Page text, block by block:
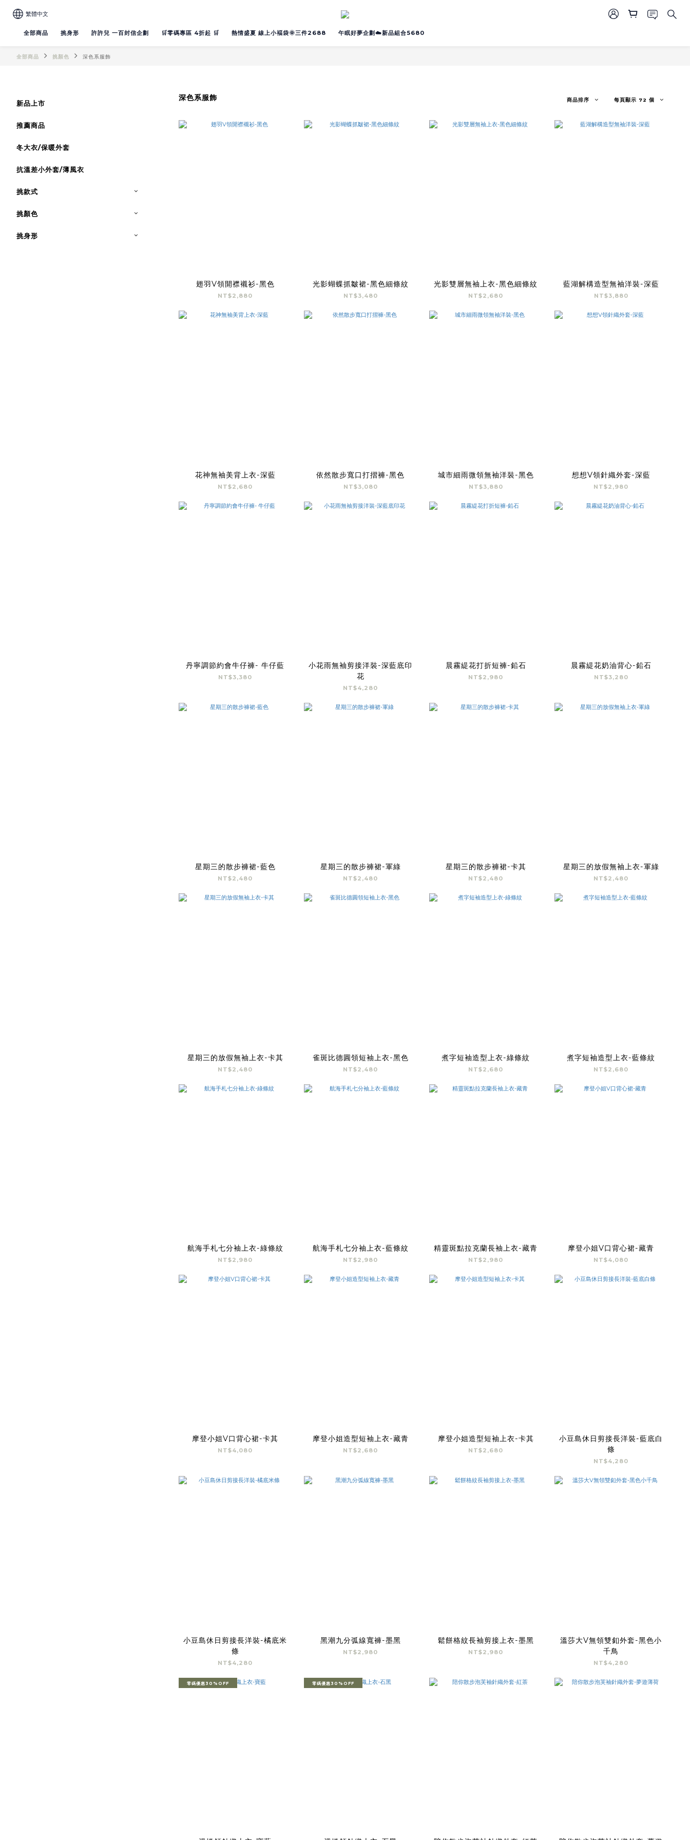
繁體中文
全部商品 挑身形 許許兒 一百封信企劃 🛒零碼專區 4折起 🛒 熱情盛夏 線上小褔袋🌞三件2688 午眠好夢企劃☁️新品組合5680
全部商品 挑顏色 深色系服飾
新品上市
推薦商品
冬大衣/保暖外套
抗溫差小外套/薄風衣
挑款式
挑顏色
挑身形
深色系服飾 商品排序 每頁顯示 72 個
翅羽V領開襟襯衫-黑色
NT$2,880
光影蝴蝶抓皺裙-黑色細條紋
NT$3,480
光影雙層無袖上衣-黑色細條紋
NT$2,680
藍湖解構造型無袖洋裝-深藍
NT$3,880
花神無袖美背上衣-深藍
NT$2,680
依然散步寬口打摺褲-黑色
NT$3,080
城市細雨微領無袖洋裝-黑色
NT$3,880
想想V領針織外套-深藍
NT$2,980
丹寧調節約會牛仔褲- 牛仔藍
NT$3,380
小花雨無袖剪接洋裝-深藍底印
花
NT$4,280
晨霧緹花打折短褲-鉛石
NT$2,980
晨霧緹花奶油背心-鉛石
NT$3,280
星期三的散步褲裙-藍色
NT$2,480
星期三的散步褲裙-軍綠
NT$2,480
星期三的散步褲裙-卡其
NT$2,480
星期三的放假無袖上衣-軍綠
NT$2,480
星期三的放假無袖上衣-卡其
NT$2,480
雀斑比德圓領短袖上衣-黑色
NT$2,480
煮字短袖造型上衣-綠條紋
NT$2,680
煮字短袖造型上衣-藍條紋
NT$2,680
航海手札七分袖上衣-綠條紋
NT$2,980
航海手札七分袖上衣-藍條紋
NT$2,980
精靈斑點拉克蘭長袖上衣-藏青
NT$2,980
摩登小姐V口背心裙-藏青
NT$4,080
摩登小姐V口背心裙-卡其
NT$4,080
摩登小姐造型短袖上衣-藏青
NT$2,680
摩登小姐造型短袖上衣-卡其
NT$2,680
小豆島休日剪接長洋裝-藍底白
條
NT$4,280
小豆島休日剪接長洋裝-橘底米
條
NT$4,280
黑潮九分弧線寬褲-墨黑
NT$2,980
鬆餅格紋長袖剪接上衣-墨黑
NT$2,980
溫莎大V無領雙釦外套-黑色小
千鳥
NT$4,280
零碼優惠30%OFF 零碼優惠30%OFF